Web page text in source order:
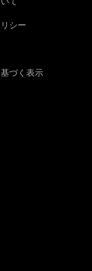
シー
づく表示